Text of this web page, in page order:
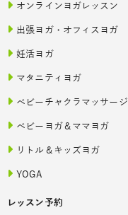
オンラインヨガレッスン
出張ヨガ・オフィスヨガ
妊活ヨガ
マタニティヨガ
ベビーチャクラマッサージ
ベビーヨガ＆ママヨガ
リトル＆キッズヨガ
YOGA
レッスン予約